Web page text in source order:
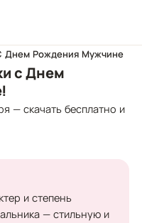
Днем Рождения Мужчине
с Днем
— скачать бесплатно и
и степень
— стильную и